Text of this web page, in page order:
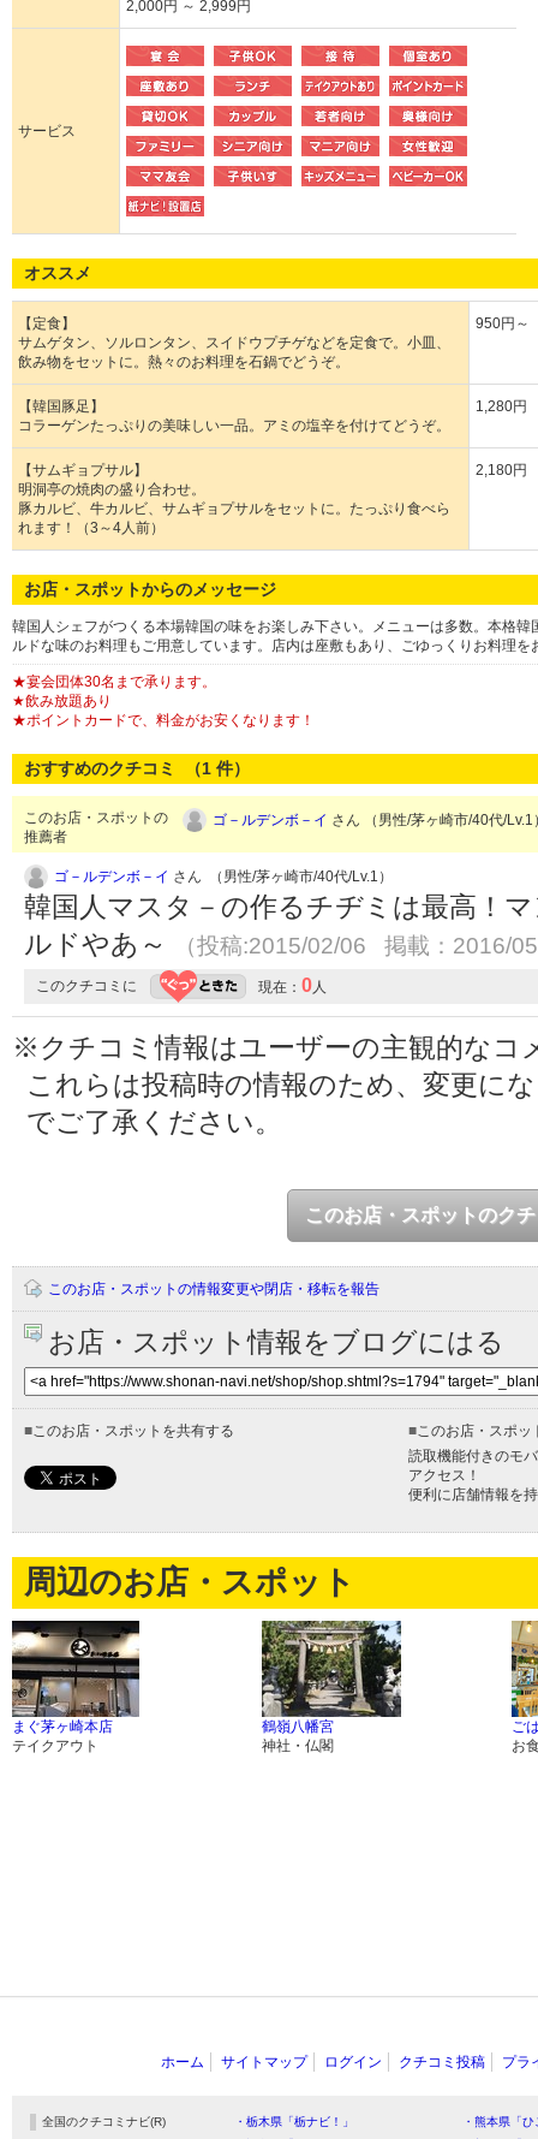
2,000円 ～ 2,999円
サービス
オススメ
【定食】
サムゲタン、ソルロンタン、スイドウプチゲなどを定食で。小皿、
飲み物をセットに。熱々のお料理を石鍋でどうぞ。
950円～
【韓国豚足】
コラーゲンたっぷりの美味しい一品。アミの塩辛を付けてどうぞ。
1,280円
【サムギョプサル】
明洞亭の焼肉の盛り合わせ。
豚カルビ、牛カルビ、サムギョプサルをセットに。たっぷり食べら
れます！（3～4人前）
2,180円
お店・スポットからのメッセージ
韓国人シェフがつくる本場韓国の味をお楽しみ下さい。メニューは多数。本格
ルドな味のお料理もご用意しています。店内は座敷もあり、ごゆっくりお料理を
★宴会団体30名まで承ります。
★飲み放題あり
★ポイントカードで、料金がお安くなります！
おすすめのクチコミ （1 件）
このお店・スポットの
推薦者
ゴ－ルデンボ－イ さん （男性/茅ヶ崎市/40代/
ゴ－ルデンボ－イ さん （男性/茅ヶ崎市/40代/Lv.1）
韓国人マスタ－の作るチヂミは最高！
ルドやあ～
（投稿:2015/02/06 掲載：2016/
このクチコミに 現在： 0人
※クチコミ情報はユーザーの主観的なコ
これらは投稿時の情報のため、変更に
でご了承ください。
このお店・スポットのク
このお店・スポットの情報変更や閉店・移転を報告
お店・スポット情報をブログにはる
■このお店・スポットを共有する ■このお店・スポッ
読取機能付きのモ
アクセス！
便利に店舗情報を
周辺のお店・スポット
まぐ茅ヶ崎本店
テイクアウト
鶴嶺八幡宮
神社・仏閣
ご
お
ホーム サイトマップ ログイン クチコミ投稿 プラ
全国のクチコミナビ(R) ・栃木県「栃ナビ！」
・熊本県「